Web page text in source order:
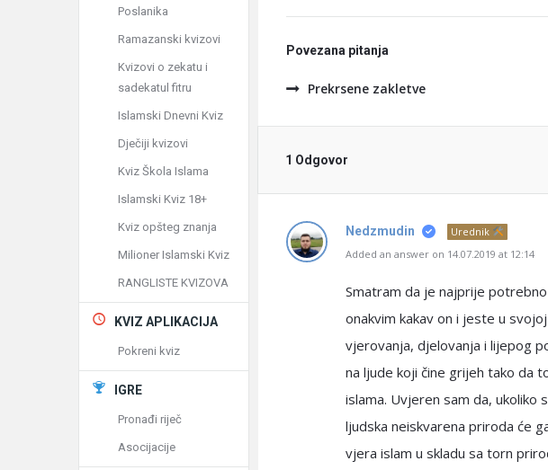
Povezana pitanja
Prekrsene zakletve
1 Odgovor
Nedzmudin
Urednik
Added an answer on 14.07.2019 at 12:14
Smatram da je najprije
onakvim kakav on i jeste u
vjerovanja, djelovanja i lijepog
na ljude koji čine grijeh tako da
islama. Uvjeren sam da, ukoliko
ljudska neiskvarena priroda će
vjera islam u skladu sa torn
Poslanika
Ramazanski kvizovi
Kvizovi o zekatu i
sadekatul fitru
Islamski Dnevni Kviz
Dječiji kvizovi
Kviz Škola Islama
Islamski Kviz 18+
Kviz opšteg znanja
Milioner Islamski Kviz
RANGLISTE KVIZOVA
KVIZ APLIKACIJA
Pokreni kviz
IGRE
Pronađi riječ
Asocijacije